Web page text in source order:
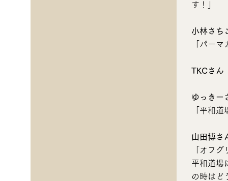
す！」
小林さち
「パー
TKCさん
ゆっきー
「平和
山田博さ
「オフ
平和道場
の時はど